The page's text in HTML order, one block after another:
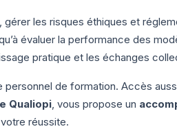
, gérer les risques éthiques et
évaluer la performance des
pratique et les échanges
de formation. Accès
Qualiopi, vous propose un
réussite.